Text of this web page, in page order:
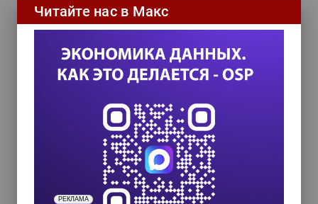
интегрированному холдингу РАО «ЕЭС России»
придут генерирующие, сетевые и сбытовые
энергетических предприятий и перед их ИТ-
подразделениями встанут новые задачи.
виртуальное совещание
Вы можете быть крупным специалистом по
организации встреч «лицом к лицу», но для
эффективного проведения телеконференций
требуются дополнительные навыки.
РЕКЛАМА
Читайте нас в Макс